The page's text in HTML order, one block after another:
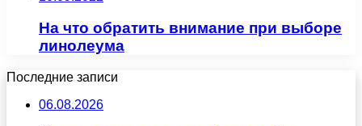
На что обратить внимание при выборе
линолеума
Последние записи
06.08.2026